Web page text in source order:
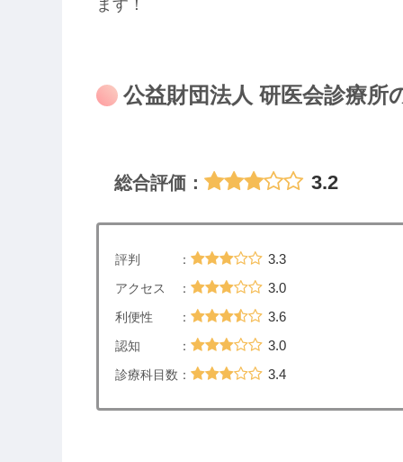
ます！
公益財団法人 研医会診療所
総合評価： 3.2
評判 ： 3.3
アクセス ： 3.0
利便性 ： 3.6
認知 ： 3.0
診療科目数： 3.4